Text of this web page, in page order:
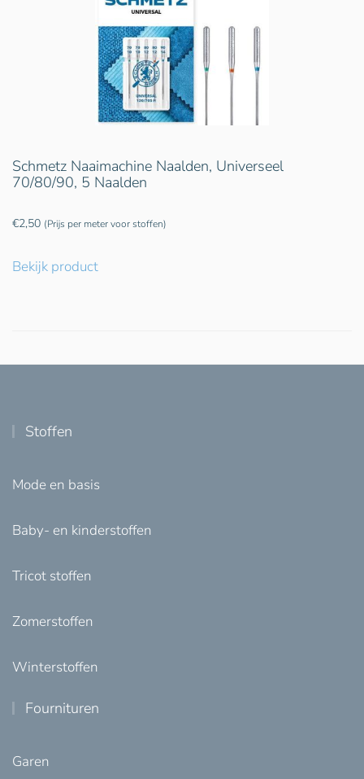
Schmetz Naaimachine Naalden, Universeel
70/80/90, 5 Naalden
€2,50 (Prijs per meter voor stoffen)
Bekijk product
Stoffen
Mode en basis
Baby- en kinderstoffen
Tricot stoffen
Zomerstoffen
Winterstoffen
Fournituren
Garen